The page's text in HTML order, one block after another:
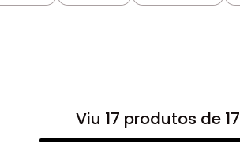
Viu 17 produtos de 17